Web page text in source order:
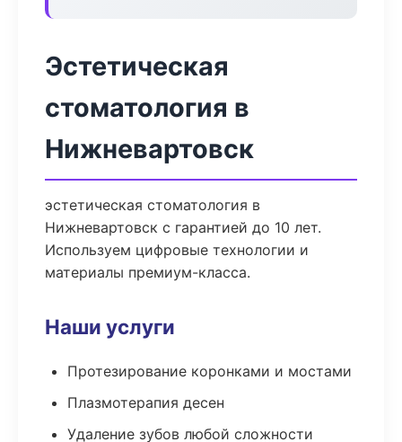
Эстетическая
стоматология в
Нижневартовск
эстетическая стоматология в
Нижневартовск с гарантией до 10 лет.
Используем цифровые технологии и
материалы премиум-класса.
Наши услуги
Протезирование коронками и мостами
Плазмотерапия десен
Удаление зубов любой сложности